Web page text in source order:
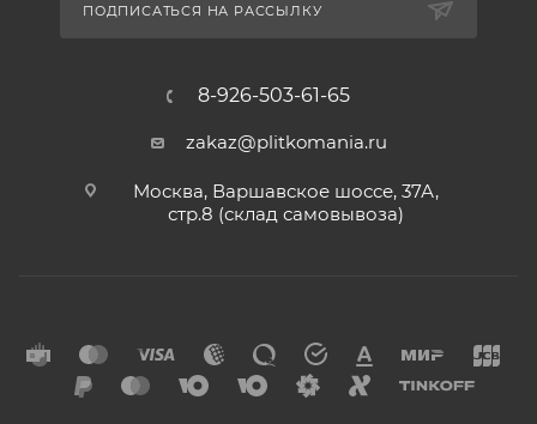
ПОДПИСАТЬСЯ НА РАССЫЛКУ
8-926-503-61-65
zakaz@plitkomania.ru
Москва, Варшавское шоссе, 37А,
стр.8 (склад самовывоза)